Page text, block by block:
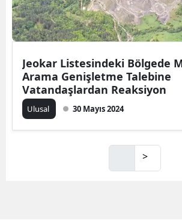
Jeokar Listesindeki Bölgede
Arama Genişletme Talebine
Vatandaşlardan Reaksiyon
Ulusal 30 Mayıs 2024
>